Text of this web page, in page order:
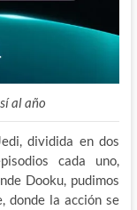
al año
dividida en dos
cada uno,
Dooku, pudimos
donde la acción se